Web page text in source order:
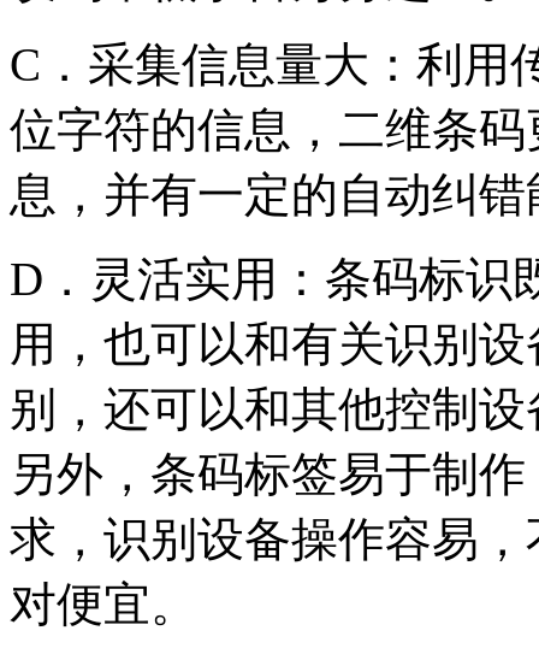
C．采集信息量大：利用
位字符的信息，二维条
息，并有一定的自动纠错
D．灵活实用：条码标识
用，也可以和有关识别
别，还可以和其他控制
另外，条码标签易于制
求，识别设备操作容易
对便宜。